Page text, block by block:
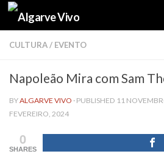
Skip to content
CULTURA/ EVENTO
Napoleão Mira com Sam
BYALGARVE VIVO · PUBLISHED 11
FEVEREIRO, 2024
0
SHARES